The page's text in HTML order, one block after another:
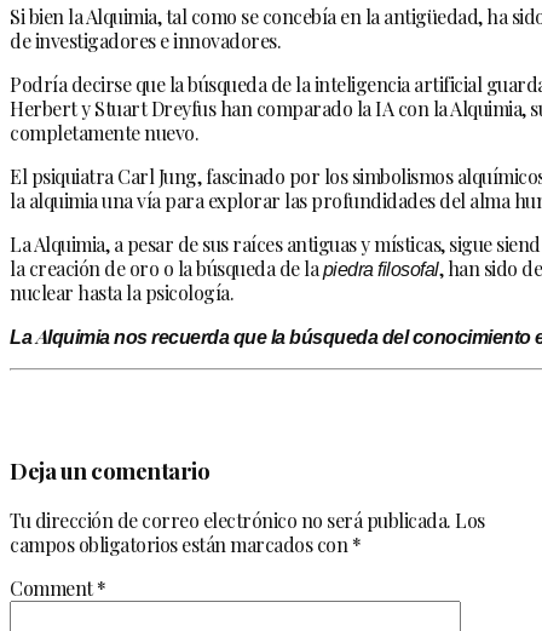
Si bien la Alquimia, tal como se concebía en la antigüedad, ha
de investigadores e innovadores.
Podría decirse que la búsqueda de la inteligencia artificial
Herbert y Stuart Dreyfus han comparado la IA con la Alquimia,
completamente nuevo.
El psiquiatra Carl Jung, fascinado por los simbolismos
la alquimia una vía para explorar las profundidades del alma
La Alquimia, a pesar de sus raíces antiguas y místicas, sigue
la creación de oro o la búsqueda de lapiedra filosofal, han sido
nuclear hasta la psicología.
La Alquimia nos recuerda que la búsqueda del conocimiento
Deja un comentario
Tu dirección de correo electrónico no será publicada. Los
campos obligatorios están marcados con *
Comment*